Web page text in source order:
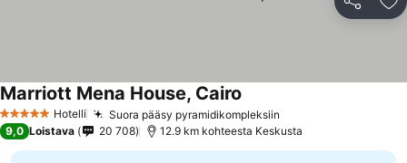
Jaa
5 Tähtiluokitus
Hotelli Suora pääsy pyramidikompleksiin
Marriott Mena House, Cairo
9,0 Loistava 20 708 12.9 km kohteesta Keskusta